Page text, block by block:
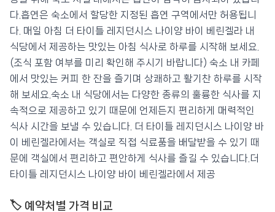
다.흡연은 숙소에서 할당한 지정된 흡연 구역에서만 허용됩니
다. 매일 아침 더 타이틀 레지던시스 나이양 바이 베린겔라 내
식당에서 제공하는 맛있는 아침 식사로 하루를 시작해 보세요.
(조식 포함 여부를 미리 확인해 주시기 바랍니다) 숙소 내 카페
에서 맛있는 커피 한 잔을 즐기며 상쾌하고 활기찬 하루를 시작
해 보세요.숙소 내 식당에서는 다양한 종류의 훌륭한 식사를 지
속적으로 제공하고 있기 때문에 언제든지 편리하게 매력적인
식사 시간을 보낼 수 있습니다. 더 타이틀 레지던시스 나이양 바
이 베린겔라에서는 객실로 직접 식료품을 배달받을 수 있기 때
문에 객실에서 편리하고 편안하게 식사를 즐길 수 있습니다.더
타이틀 레지던시스 나이양 바이 베린겔라에서 제공
🏷️ 예약처별 가격 비교